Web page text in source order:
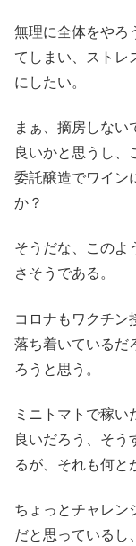
無理に全体をやろ
てしまい、ストレ
にしたい。
まぁ、摘房しない
良いかと思うし、
委託醸造でワイン
か？
そうだな、このよ
さそうである。
コロナもワクチン
落ち着いているだ
ろうと思う。
ミニトマトで稼
良いだろう、そう
るが、それも何と
ちょっとチャレン
だと思っているし